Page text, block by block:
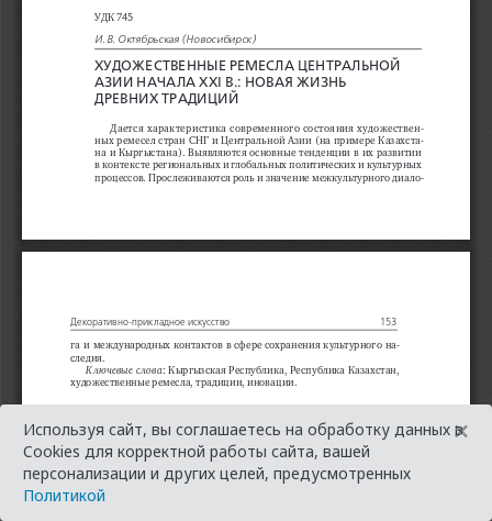
Используя сайт, вы соглашаетесь на обработку данных в
Cookies для корректной работы сайта, вашей
персонализации и других целей, предусмотренных
Политикой
×